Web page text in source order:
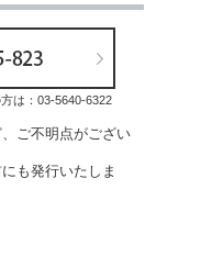
は： 03-5640-6322
ご不明点がござい
も発行いたしま